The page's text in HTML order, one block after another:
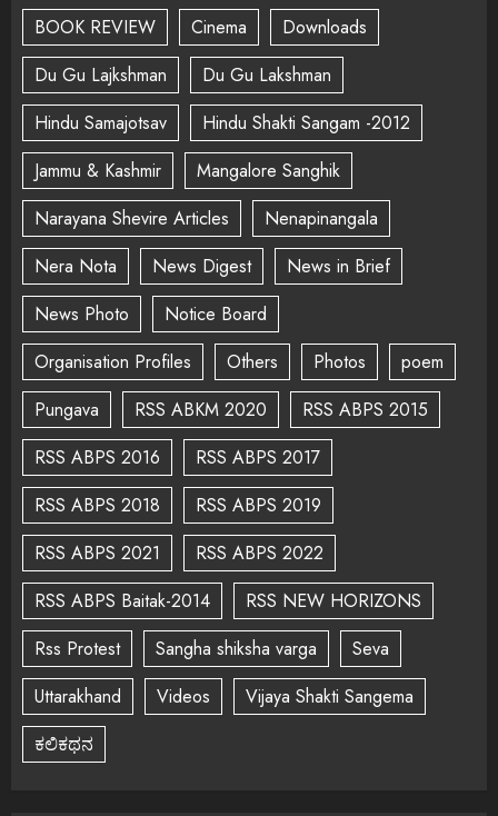
BOOK REVIEW
Cinema
Downloads
Du Gu Lajkshman
Du Gu Lakshman
Hindu Samajotsav
Hindu Shakti Sangam -2012
Jammu & Kashmir
Mangalore Sanghik
Narayana Shevire Articles
Nenapinangala
Nera Nota
News Digest
News in Brief
News Photo
Notice Board
Organisation Profiles
Others Photos
poem
Pungava
RSS ABKM 2020
RSS ABPS 2015
RSS ABPS 2016
RSS ABPS 2017
RSS ABPS 2018
RSS ABPS 2019
RSS ABPS 2021
RSS ABPS 2022
RSS ABPS Baitak-2014
RSS NEW HORIZONS
Rss Protest
Sangha shiksha varga
Seva
Uttarakhand
Videos
Vijaya Shakti Sangema
ಕಲಿಕಥನ